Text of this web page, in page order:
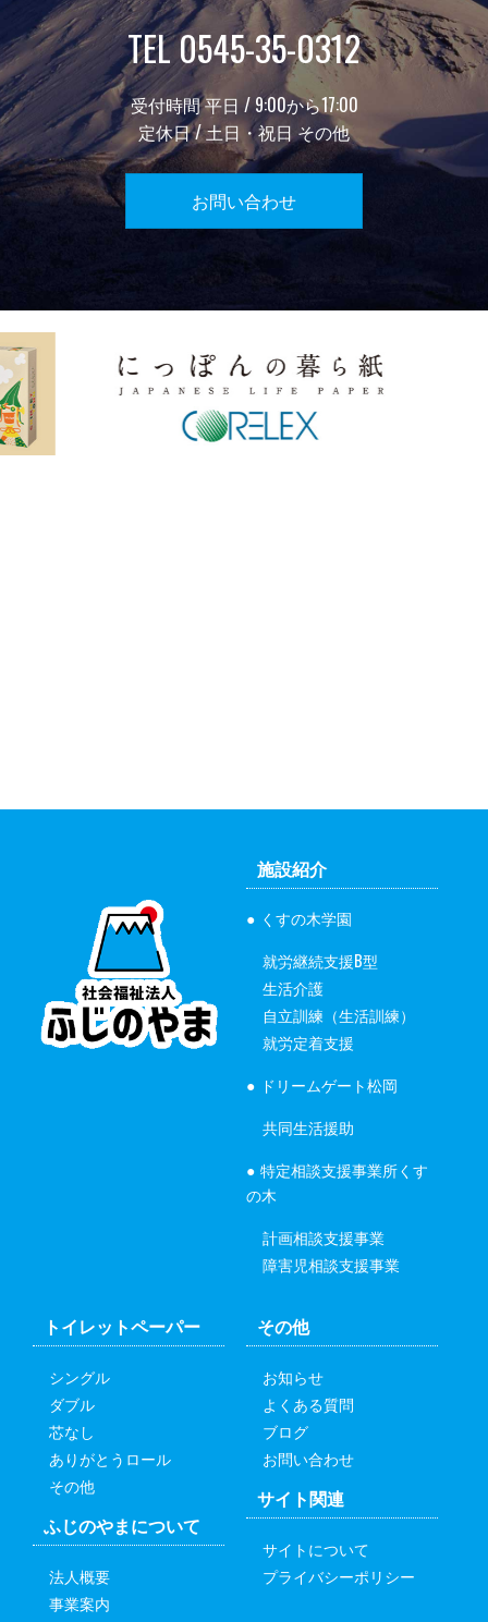
TEL 0545-35-0312
受付時間 平日 / 9:00から17:00
定休日 / 土日・祝日 その他
お問い合わせ
施設紹介
くすの木学園
就労継続支援B型
生活介護
自立訓練（生活訓練）
就労定着支援
ドリームゲート松岡
共同生活援助
特定相談支援事業所くす
の木
計画相談支援事業
障害児相談支援事業
トイレットペーパー
シングル
ダブル
芯なし
ありがとうロール
その他
ふじのやまについて
法人概要
事業案内
その他
お知らせ
よくある質問
ブログ
お問い合わせ
サイト関連
サイトについて
プライバシーポリシー